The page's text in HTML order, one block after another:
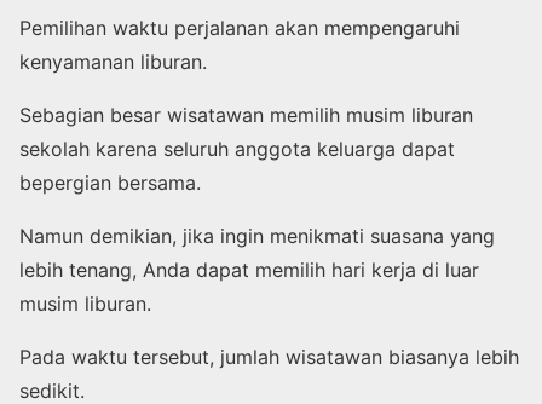
Pemilihan waktu perjalanan akan mempengaruhi
kenyamanan liburan.
Sebagian besar wisatawan memilih musim liburan
sekolah karena seluruh anggota keluarga dapat
bepergian bersama.
Namun demikian, jika ingin menikmati suasana yang
lebih tenang, Anda dapat memilih hari kerja di luar
musim liburan.
Pada waktu tersebut, jumlah wisatawan biasanya lebih
sedikit.